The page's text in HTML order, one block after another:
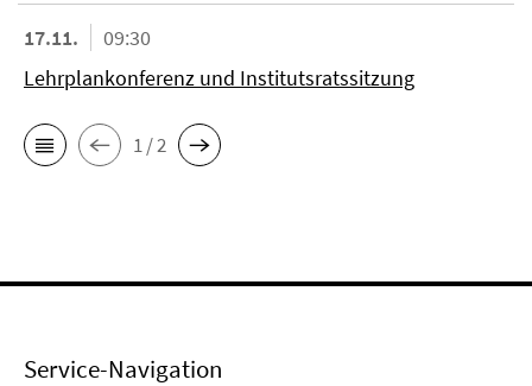
17.11.
09:30
Lehrplankonferenz und Institutsratssitzung
1 / 2
Service-Navigation